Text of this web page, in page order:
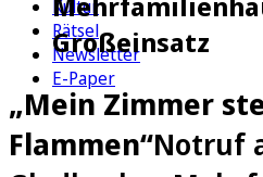
Kultur
Rätsel
Newsletter
E-Paper
Großeinsatz
„Mein Zimmer
Flammen“Notruf